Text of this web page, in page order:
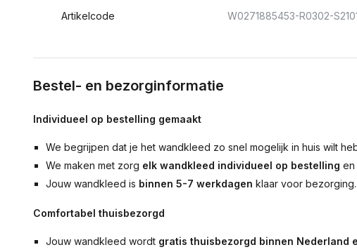
Artikelcode W0271885453-R0302-
Bestel- en bezorginformatie
Individueel op bestelling gemaakt
We begrijpen dat je het wandkleed zo snel mogelijk in huis wilt
We maken met zorg elk wandkleed individueel op bestelling en
Jouw wandkleed is binnen 5-7 werkdagen klaar voor bezorging.
Comfortabel thuisbezorgd
Jouw wandkleed wordt gratis thuisbezorgd binnen Nederland